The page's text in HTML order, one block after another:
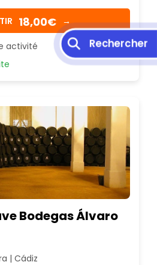
18,00€ →
activité
Bodegas Álvaro
| Cádiz